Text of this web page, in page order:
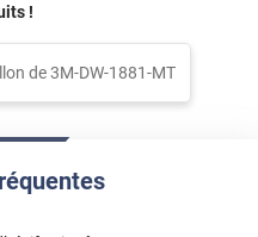
!
de3M-DW-1881-MT